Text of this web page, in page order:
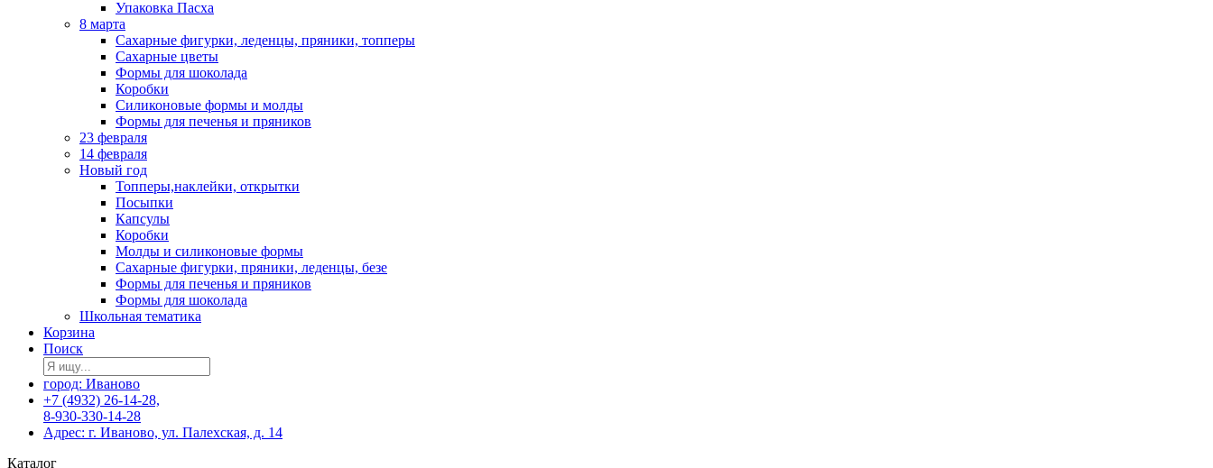
Упаковка Пасха
8 марта
Сахарные фигурки, леденцы, пряники, топперы
Сахарные цветы
Формы для шоколада
Коробки
Силиконовые формы и молды
Формы для печенья и пряников
23 февраля
14 февраля
Новый год
Топперы,наклейки, открытки
Посыпки
Капсулы
Коробки
Молды и силиконовые формы
Сахарные фигурки, пряники, леденцы, безе
Формы для печенья и пряников
Формы для шоколада
Школьная тематика
Корзина
Поиск
город: Иваново
+7 (4932) 26-14-28,
8-930-330-14-28
Адрес: г. Иваново, ул. Палехская, д. 14
Каталог